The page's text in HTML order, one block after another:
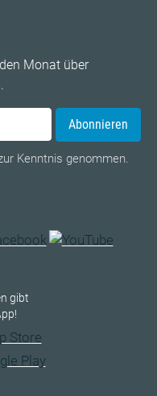
Monat über
Abonnieren
Kenntnis genommen.
gibt